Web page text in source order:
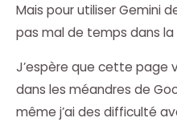
Mais pour utiliser Gemini
pas mal de temps dans la
J’espère que cette page
dans les méandres de
même j’ai des difficulté